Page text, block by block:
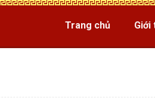
Trang chủ Giới